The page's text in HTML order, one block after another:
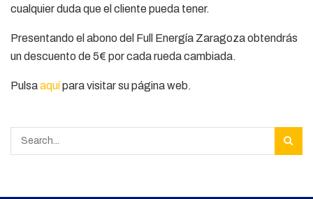
cualquier duda que el cliente pueda tener.
Presentando el abono del Full Energía Zaragoza obtendrás
un descuento de 5€ por cada rueda cambiada.
Pulsaaquípara visitar su página web.